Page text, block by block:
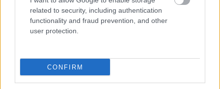
related to security, including authentication
functionality and fraud prevention, and other
user protection.
CONFIRM